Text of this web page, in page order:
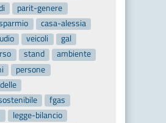
parit-genere
casa-alessia
veicoli
gal
stand
ambiente
persone
fgas
legge-bilancio